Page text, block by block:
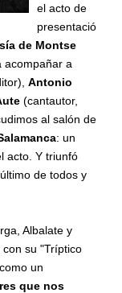
el acto de
presentació
de Montse
acompañar a
Antonio
(cantautor,
al salón de
: un
acto. Y triunfó
de todos y
Albalate y
su "Tríptico
un
que nos